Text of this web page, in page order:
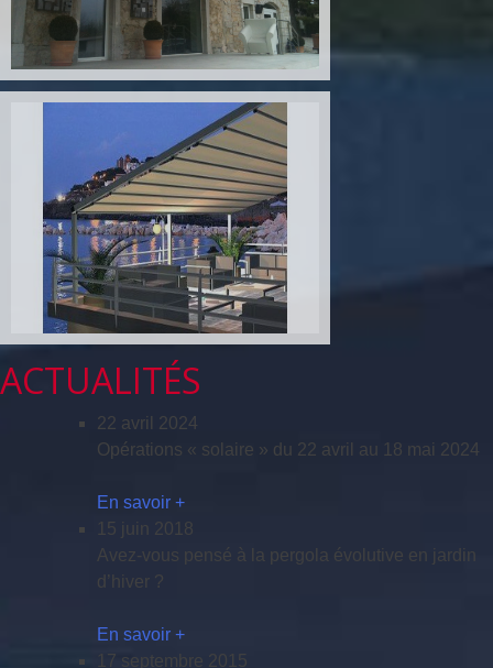
ACTUALITÉS
22 avril 2024
Opérations « solaire » du 22 avril au 18 mai 2024
En savoir +
15 juin 2018
Avez-vous pensé à la pergola évolutive en jardin
d’hiver ?
En savoir +
17 septembre 2015